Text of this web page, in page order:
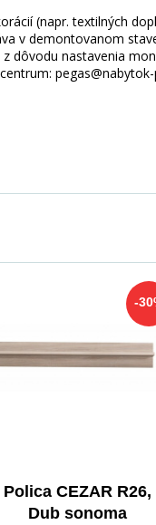
(napr. textilných
v demontovanom
dôvodu nastavenia
-
Polica CEZAR R26,
Dub sonoma